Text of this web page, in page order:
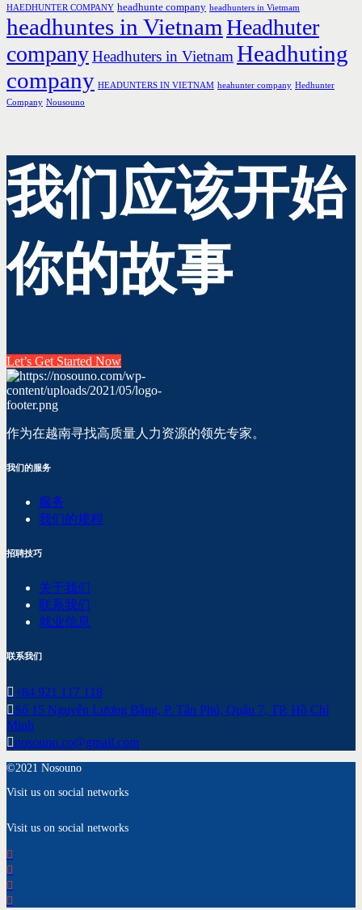
HAEDHUNTER COMPANY headhunte company headhunters in Vietmam
headhuntes in VietnamHeadhuter
companyHeadhuters in VietnamHeadhuting
company HEADUNTERS IN VIETNAM heahunter company Hedhunter
Company Nousouno
我们应该开始
你的故事
Let’s Get Started Now
作为在越南寻找高质量人力资源的领先专家。
我们的服务
服务
我们的规程
招聘技巧
关于我们
联系我们
就业信息
联系我们
+84 921 117 118
Số 15 Nguyễn Lương Bằng, P. Tân Phú, Quận 7, TP. Hồ Chí
Minh
nosouno.co@gmail.com
©2021 Nosouno
Visit us on social networks
Visit us on social networks